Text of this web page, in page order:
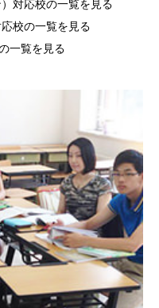
対応校の一覧を見る
校の一覧を見る
一覧を見る